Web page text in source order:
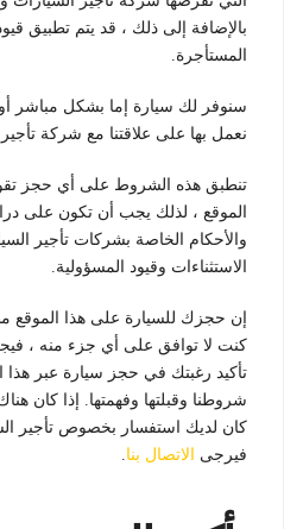
بالإضافة إلى ذلك ، قد يتم تطبيق
المستأجرة.
سنوفر لك سيارة إما بشكل مباشر أو
نعمل بها على علاقتنا مع شركة
تنطبق هذه الشروط على أي حجز
الموقع ، لذلك يجب أن تكون على
والأحكام الخاصة بشركات تأجير
الاستثناءات وقيود المسؤولية.
إن حجزك للسيارة على هذا الموقع
كنت لا توافق على أي جزء منه ،
تأكيد رغبتك في حجز سيارة عبر هذا
شروطنا وقبلتها وفهمتها. إذا كان
كان لديك استفسار بخصوص تأجير
فيرجى
الاتصال بنا.